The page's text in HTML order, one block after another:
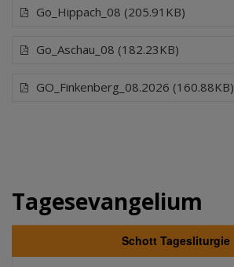
Go_Hippach_08 (205.91KB)
Go_Aschau_08 (182.23KB)
GO_Finkenberg_08.2026 (160.88KB)
Tagesevangelium
Schott Tagesliturgie